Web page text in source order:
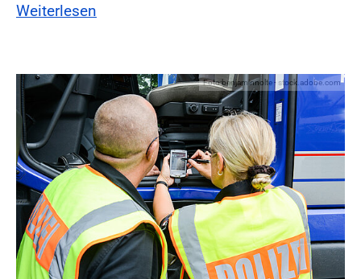
Weiterlesen
Foto:benjaminnolte - stock.adobe.com